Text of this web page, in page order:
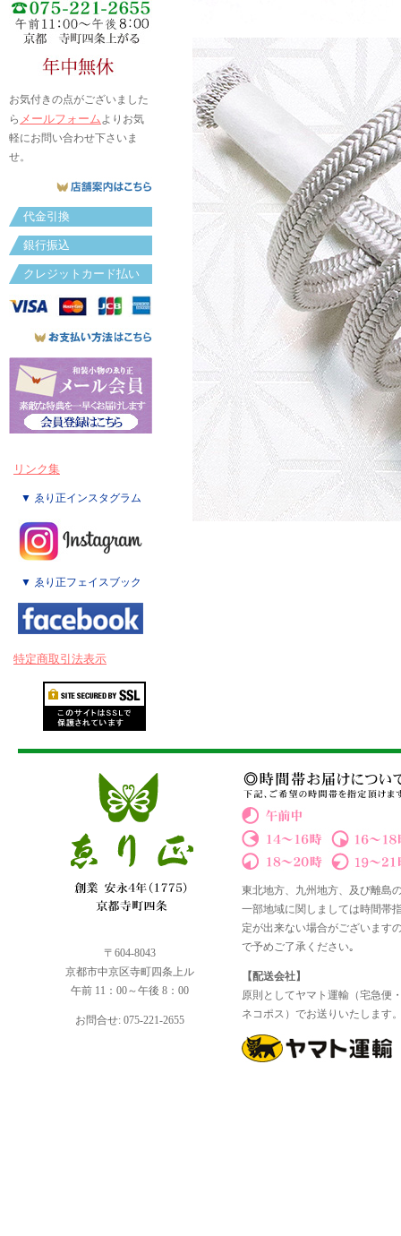
お気付きの点がございました
ら メールフォームよりお気
軽にお問い合わせ下さいま
せ。
代金引換
銀行振込
クレジットカード払い
リンク集
▼ ゑり正インスタグラム
▼ ゑり正フェイスブック
特定商取引法表示
〒604-8043
京都市中京区寺町四条上ル
午前 11：00～午後 8：00
お問合せ: 075-221-2655
東北地方、九州地方、及び離島
一部地域に関しましては時間帯
定が出来ない場合がございます
で予めご了承ください｡
【配送会社】
原則としてヤマト運輸（宅急便
ネコポス）でお送りいたします